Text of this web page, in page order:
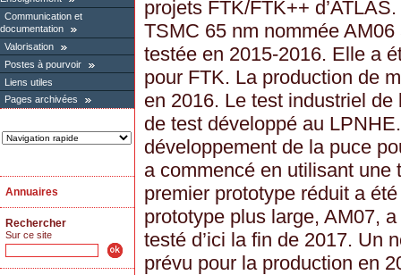
Communication et
documentation
Valorisation
Postes à pourvoir
Liens utiles
Pages archivées
Annuaires
Rechercher
Sur ce site
projets FTK/FTK++
TSMC 65 nm nommée
testée en 2015-2016. Elle a
pour FTK. La production de
en 2016. Le test industriel de
de test développé au
développement de la puce
a commencé en utilisant
premier prototype réduit a
prototype plus large, AM07,
testé d’ici la fin de 2017. Un
prévu pour la production en